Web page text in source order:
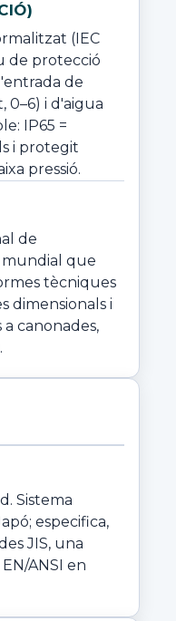
(IEC
de protecció
de
0–6) i d'aigua
IP65 =
i protegit
pressió.
de
mundial que
tècniques
dimensionals i
canonades,
Sistema
especifica,
JIS, una
ANSI en